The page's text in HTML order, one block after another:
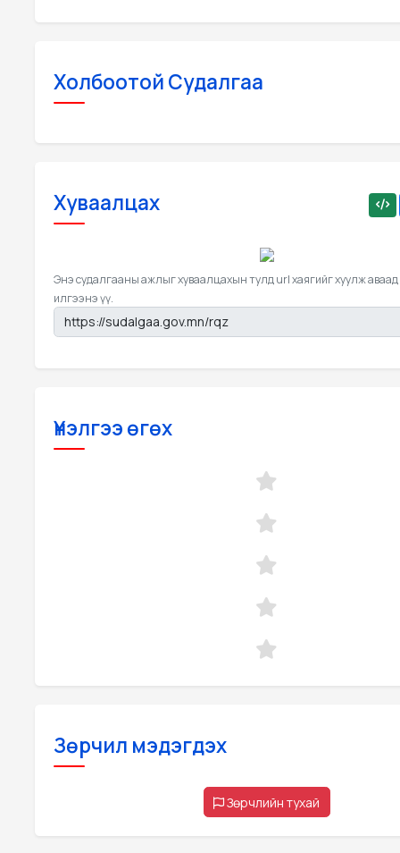
Холбоотой Судалгаа
Хуваалцах
Энэ судалгааны ажлыг хуваалцахын тулд url хаягийг хуулж аваад
илгээнэ үү.
Үнэлгээ өгөх
Зөрчил мэдэгдэх
Зөрчлийн тухай